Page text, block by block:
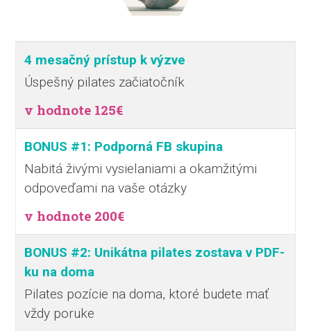
4 mesačný prístup k výzve
Úspešný pilates začiatočník
v hodnote 125€
BONUS #1: Podporná FB skupina
Nabitá živými vysielaniami a okamžitými
odpoveďami na vaše otázky
v hodnote 200€
BONUS #2: Unikátna pilates zostava v PDF-
ku na doma
Pilates pozície na doma, ktoré budete mať
vždy poruke